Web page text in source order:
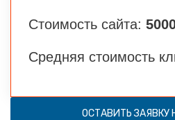
Стоимость сайта:
Средняя стоимость
ОСТАВИТЬ ЗАЯВКУ